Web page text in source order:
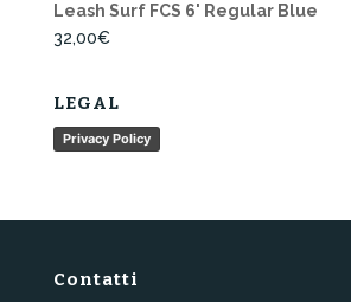
Leash Surf FCS 6' Regular Blue
32,00€
LEGAL
Privacy Policy
Contatti